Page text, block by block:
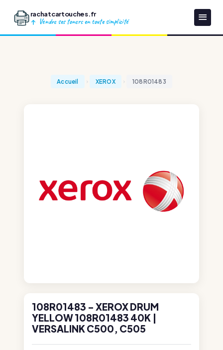
rachatcartouches.fr
Vendre ses toners en toute simplicité
Accueil XEROX 108R01483
108R01483 - XEROX DRUM
YELLOW 108R01483 40K |
VERSALINK C500, C505